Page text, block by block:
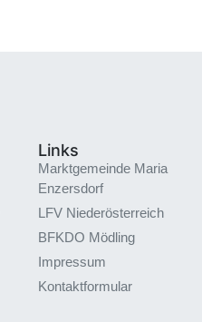
Links
Marktgemeinde Maria
Enzersdorf
LFV Niederösterreich
BFKDO Mödling
Impressum
Kontaktformular